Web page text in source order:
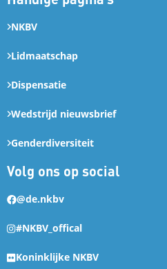
NKBV
Lidmaatschap
Dispensatie
Wedstrijd nieuwsbrief
Genderdiversiteit
Volg ons op social
@de.nkbv
#NKBV_offical
Koninklijke NKBV